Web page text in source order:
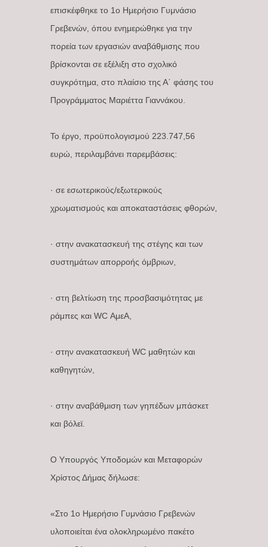
επισκέφθηκε το 1ο Ημερήσιο Γυμνάσιο
Γρεβενών, όπου ενημερώθηκε για την
πορεία των εργασιών αναβάθμισης που
βρίσκονται σε εξέλιξη στο σχολικό
συγκρότημα, στο πλαίσιο της Α΄ φάσης του
Προγράμματος Μαριέττα Γιαννάκου.
Το έργο, προϋπολογισμού 223.747,56
ευρώ, περιλαμβάνει παρεμβάσεις:
· σε εσωτερικούς/εξωτερικούς
χρωματισμούς και αποκαταστάσεις φθορών,
· στην ανακατασκευή της στέγης και των
συστημάτων απορροής όμβριων,
· στη βελτίωση της προσβασιμότητας με
ράμπες και WC ΑμεΑ,
· στην ανακατασκευή WC μαθητών και
καθηγητών,
· στην αναβάθμιση των γηπέδων μπάσκετ
και βόλεϊ.
Ο Υπουργός Υποδομών και Μεταφορών
Χρίστος Δήμας δήλωσε:
«Στο 1ο Ημερήσιο Γυμνάσιο Γρεβενών
υλοποιείται ένα ολοκληρωμένο πακέτο